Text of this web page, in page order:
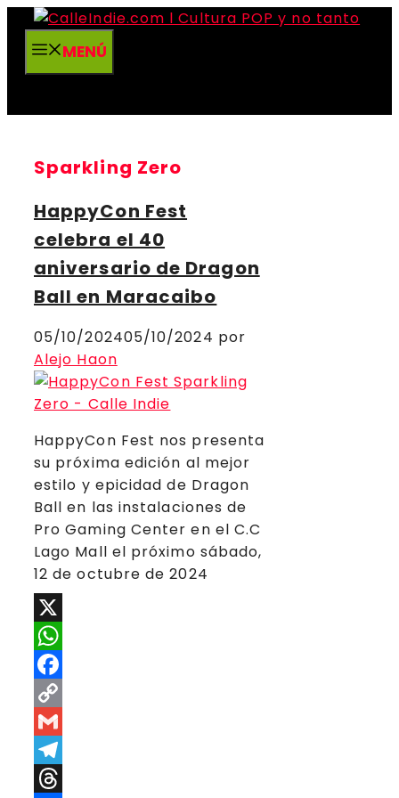
Saltar
contenidoMENÚ
Sparkling Zero
HappyCon Fest
celebra el 40
aniversario de Dragon
Ball en Maracaibo
05/10/202405/10/2024 por
Alejo Haon
HappyCon Fest nos presenta
su próxima edición al mejor
estilo y epicidad de Dragon
Ball en las instalaciones de
Pro Gaming Center en el C.C
Lago Mall el próximo sábado,
12 de octubre de 2024
X
WhatsApp
Facebook
Copy
Link
Gmail
Telegram